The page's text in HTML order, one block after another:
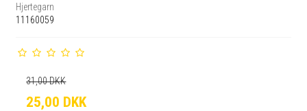
Hjertegarn
11160059
31,00 DKK
25,00 DKK